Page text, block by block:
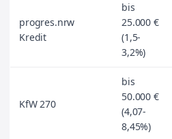
progres.nrw
Kredit
bis
25.000 €
(1,5-
3,2%)
KfW 270
bis
50.000 €
(4,07-
8,45%)